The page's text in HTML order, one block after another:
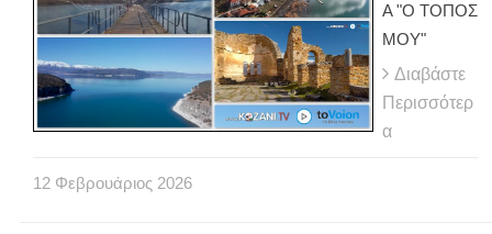
Α "Ο ΤΟΠΟΣ
ΜΟΥ"
Διαβάστε
Περισσότερ
α
12 Φεβρουάριος 2026